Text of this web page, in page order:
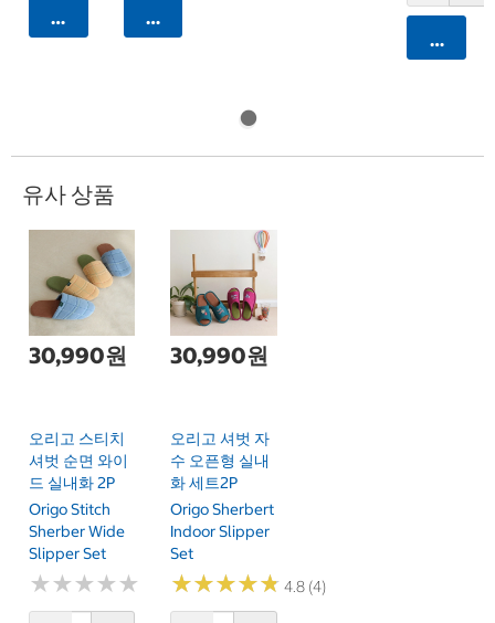
카트에 담기 카트에 담기
카트에
유사 상품
30,990원
오리고 스티치
셔벗 순면 와이
드 실내화 2P
Origo Stitch
Sherber Wide
Slipper Set
★★★★★
★★★★★
30,990원
오리고 셔벗 자
수 오픈형 실내
화 세트2P
Origo Sherbert
Indoor Slipper
Set
★★★★★
★★★★★ 4.8 (4)